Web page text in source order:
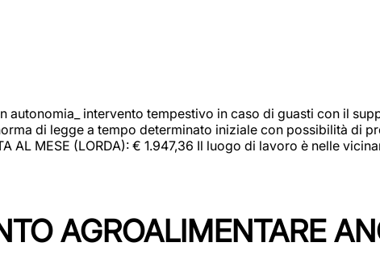
intervento tempestivo in caso di guasti con il
di legge a tempo determinato iniziale con possibilità di
AL MESE (LORDA): € 1.947,36 Il luogo di lavoro è nelle
AGROALIMENTARE